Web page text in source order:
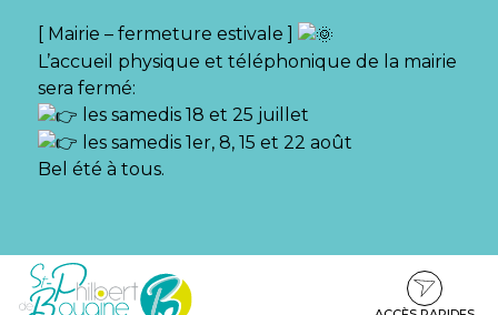
[ Mairie – fermeture estivale ]
L’accueil physique et téléphonique de la mairie
sera fermé:
les samedis 18 et 25 juillet
les samedis 1er, 8, 15 et 22 août
Bel été à tous.
Aller
Aller
Aller